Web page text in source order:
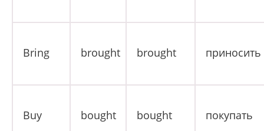
Bring brought brought приносить
Buy bought bought покупать